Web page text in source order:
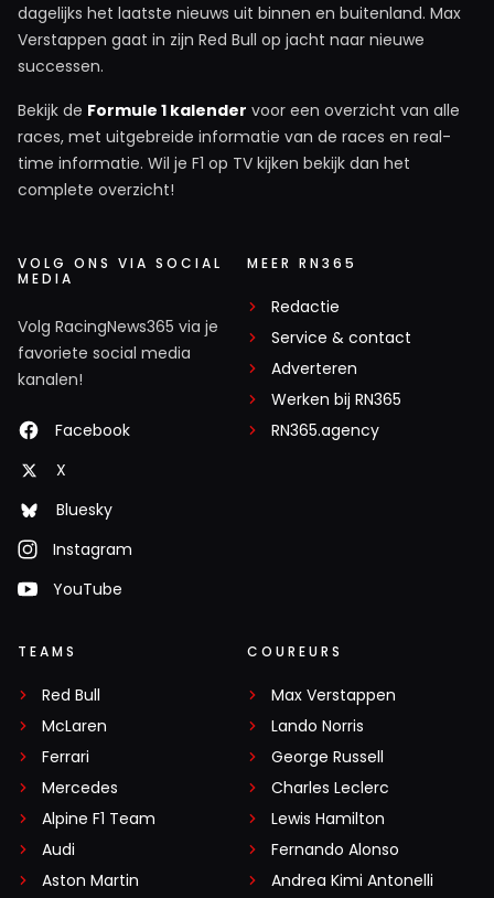
dagelijks het laatste nieuws uit binnen en buitenland. Max
Verstappen gaat in zijn Red Bull op jacht naar nieuwe
successen.
Bekijk de Formule 1 kalender voor een overzicht van alle
races, met uitgebreide informatie van de races en real-
time informatie. Wil je F1 op TV kijken bekijk dan het
complete overzicht!
VOLG ONS VIA SOCIAL
MEDIA
Volg RacingNews365 via je
favoriete social media
kanalen!
Facebook
X
Bluesky
Instagram
YouTube
MEER RN365
Redactie
Service & contact
Adverteren
Werken bij RN365
RN365.agency
TEAMS
Red Bull
McLaren
Ferrari
Mercedes
Alpine F1 Team
Audi
Aston Martin
COUREURS
Max Verstappen
Lando Norris
George Russell
Charles Leclerc
Lewis Hamilton
Fernando Alonso
Andrea Kimi Antonelli